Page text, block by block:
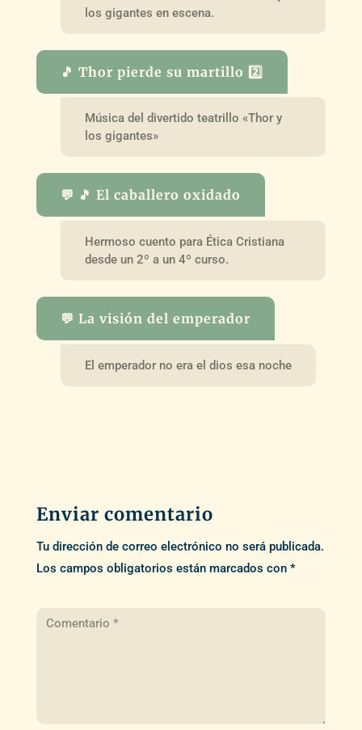
los gigantes en escena.
🎵 Thor pierde su martillo 2️⃣
Música del divertido teatrillo «Thor y
los gigantes»
💬 🎵 El caballero oxidado
Hermoso cuento para Ética Cristiana
desde un 2º a un 4º curso.
💬 La visión del emperador
El emperador no era el dios esa noche
Enviar comentario
Tu dirección de correo electrónico no será publicada.
Los campos obligatorios están marcados con *